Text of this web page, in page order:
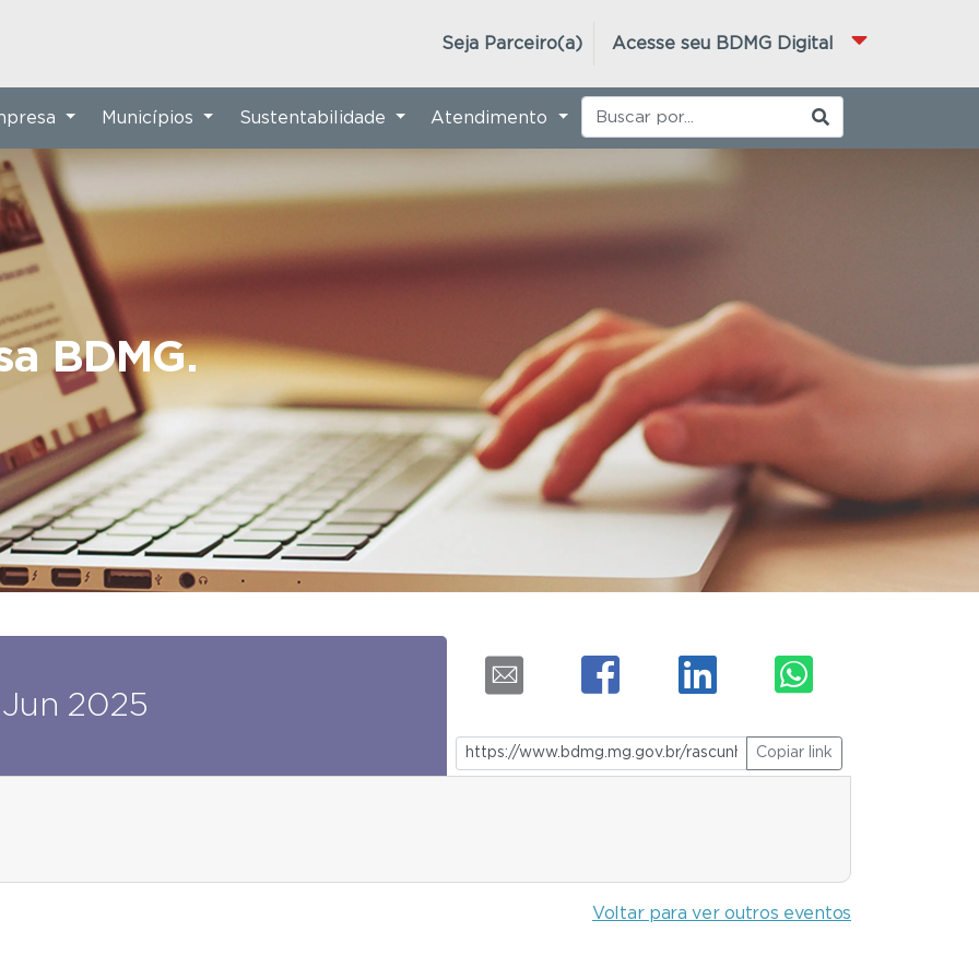
Acesse seu BDMG Digital
Seja Parceiro(a)
BDMG.
Municípios Sustentabilidade Atendimento
Jun 2025
Copiar link
Voltar para ver outros eventos